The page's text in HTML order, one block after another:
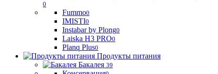
0
Fummo0
IMISTI0
Instabar by Plong0
Laiska H3 PRO0
Planq Plus0
Продукты питания
Бакалея 39